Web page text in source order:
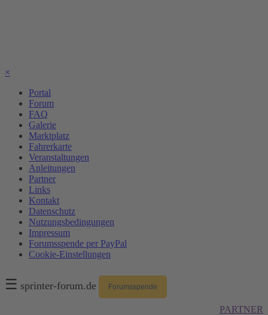
×
Portal
Forum
FAQ
Galerie
Marktplatz
Fahrerkarte
Veranstaltungen
Anleitungen
Partner
Links
Kontakt
Datenschutz
Nutzungsbedingungen
Impressum
Forumsspende per PayPal
Cookie-Einstellungen
☰ sprinter-forum.de Forumsspende
PARTNER